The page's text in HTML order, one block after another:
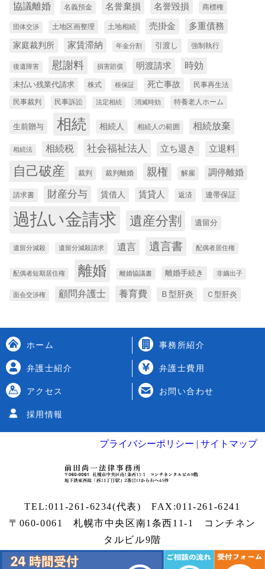
協議離婚 名義預金 名誉棄損 名誉毀損 商標権
団体交渉 土地区画整理 土地相続 売掛金 多重債務
家庭裁判所 家賃滞納 年金分割 引渡し 強制執行
後遺障害 慰謝料 損害賠償 明渡請求 時効
未払い残業代請求 株式 根保証 死亡事故 民事再生法
民事裁判 民事訴訟 法定相続 消滅時効 特養老人ホーム
生前贈与 相続 相続人 相続人の範囲 相続放棄
相続法 相続税 社会福祉法人 立ち退き 立退料
自己破産 裁判 裁判離婚 親権 解雇 調停離婚
請求書 財産分与 賃借人 賃貸人 返済 連帯保証
過払い金請求 遺産分割 遺留分
遺留分減殺 遺留分減殺請求 遺言 遺言書 配偶者居住権
配偶者短期居住権 離婚 離婚協議書 離婚手続き 非嫡出子
面会交渉権 顧問弁護士 養育費 Ｂ型肝炎 Ｃ型肝炎
ホーム 事務所紹介
弁護士紹介 弁護士費用
アクセス お問い合わせ
採用情報
プライバシーポリシー | サイトマップ
TEL:011-261-6234(代表) FAX:011-261-6241
〒060-0061 札幌市中央区南1条西11-1
コンチネン
タルビル9階